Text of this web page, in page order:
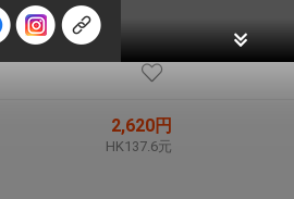
2,620円
HK137.6元